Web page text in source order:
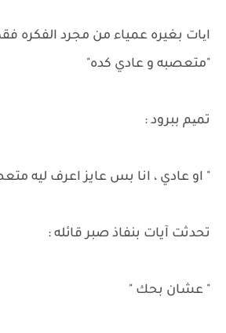
ایات بغيره عمياء من مجرد الفكره
"متعصبه و عادي كده"
تمیم ببرود :
" او عادي ، انا بس عايز اعرف ليه
تحدثت آيات بنفاذ صبر قائله :
" عشان بحك "